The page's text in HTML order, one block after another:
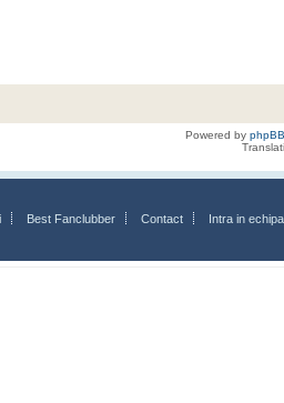
Powered by phpBB
Best Fanclubber Contact Intra in